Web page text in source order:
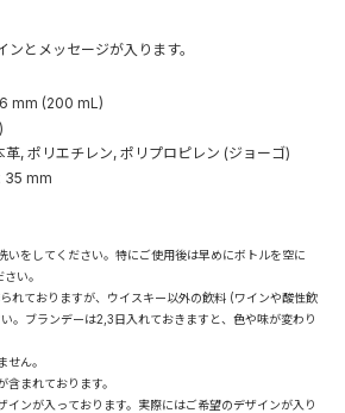
とメッセージが入ります。
mm (200 mL)
, ポリエチレン, ポリプロピレン (ジョーゴ)
35 mm
をしてください。特にご使用後は早めにボトルを空に
い。
れておりますが、ウイスキー以外の飲料 (ワインや酸性飲
。ブランデーは2,3日入れておきますと、色や味が変わり
ん。
まれております。
ンが入っております。実際にはご希望のデザインが入り